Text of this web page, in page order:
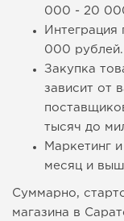
000 - 20
000 рублей.
Закупка
зависит от
тысяч до
Маркетинг
месяц и
Суммарно,
магазина в